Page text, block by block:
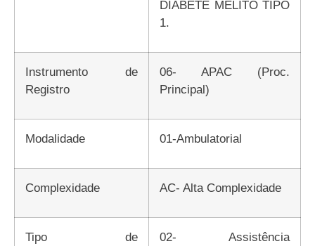
DIABETE MELITO TIPO
1.
Instrumento de
Registro
06- APAC (Proc.
Principal)
Modalidade 01-Ambulatorial
Complexidade AC- Alta Complexidade
Tipo de
02- Assistência